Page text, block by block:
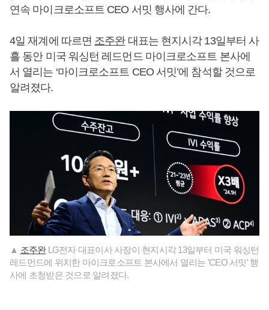
연속 마이크로소프트 CEO 서밋 행사에 간다.
4일 재계에 따르면 조주완대표는 현지시각 13일부터 사
흘 동안 미국 워싱턴 레드먼드 마이크로소프트 본사에
서 열리는 ‘마이크로소프트 CEO 서밋’에 참석할 것으로
알려졌다.
▲ 조주완LG전자 대표이사 사장이 현지시각 13일부터 미국 워싱턴
레드먼드에 위치한 마이크로소프트 본사에서 열리는 'CEO 서밋' 행
사에 초청받은 것으로 알려졌다.